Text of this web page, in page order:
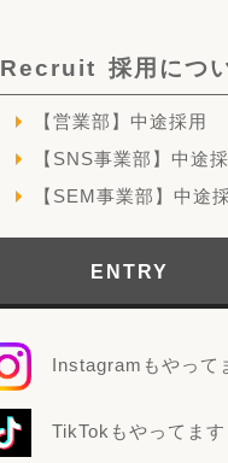
Recruit 採用につ
【営業部】中途採用
【SNS事業部】中途
【SEM事業部】中途
ENTRY
Instagramもやって
TikTokもやってます